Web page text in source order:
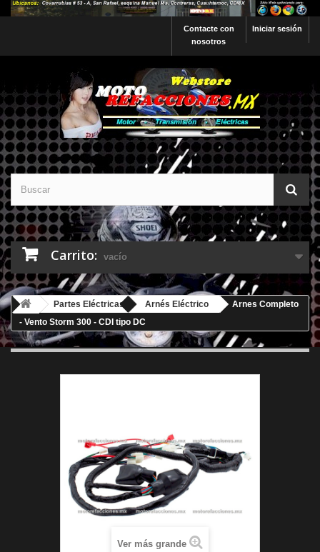
Iniciar sesión
Contacte con
nosotros
Carrito: vacío
Partes Eléctricas Arnés Eléctrico
Arnes Completo
- Vento Storm 300 - CDI tipo DC
Ver más grande